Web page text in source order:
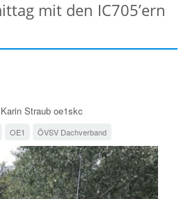
mit den IC705’ern
Straub oe1skc
OE1 ÖVSV Dachverband